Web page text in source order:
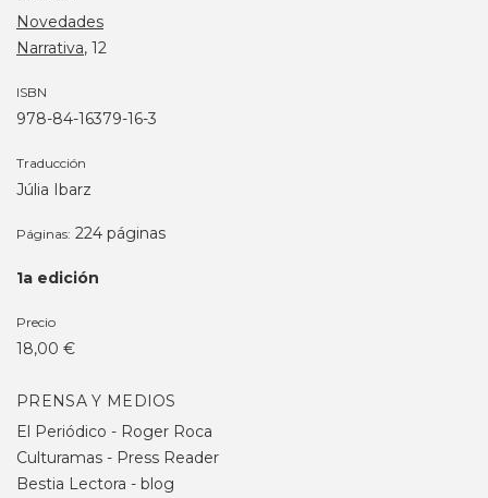
Novedades
Narrativa, 12
ISBN
978-84-16379-16-3
Traducción
Júlia Ibarz
Páginas: 224 páginas
1a edición
Precio
18,00 €
PRENSA Y MEDIOS
El Periódico - Roger Roca
Culturamas - Press Reader
Bestia Lectora - blog